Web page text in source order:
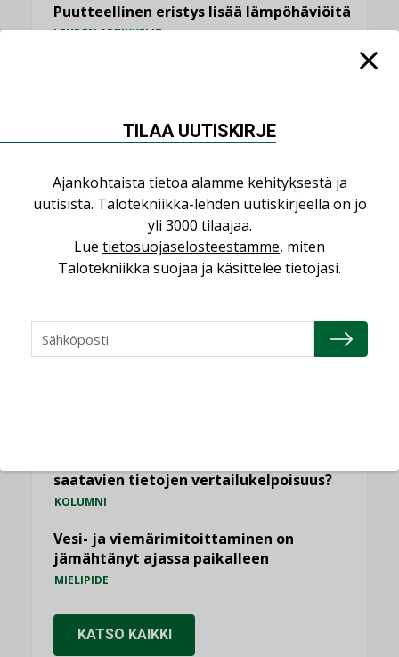
Puutteellinen eristys lisää lämpöhäviöitä
LEHDEN ARTIKKELIT
NÄKÖKULMIA
Puheista tekoihin – uusin teknologia
käyttöön kiinteistöissä
Sähköistäminen säästää euroja
KOLUMNI
saatavien tietojen vertailukelpoisuus?
KOLUMNI
Vesi- ja viemärimitoittaminen on
jämähtänyt ajassa paikalleen
MIELIPIDE
KATSO KAIKKI
TILAA UUTISKIRJE
Ajankohtaista tietoa alamme kehityksestä ja
uutisista. Talotekniikka-lehden uutiskirjeellä on jo
yli 3000 tilaajaa.
Lue tietosuojaselosteestamme, miten
Talotekniikka suojaa ja käsittelee tietojasi.